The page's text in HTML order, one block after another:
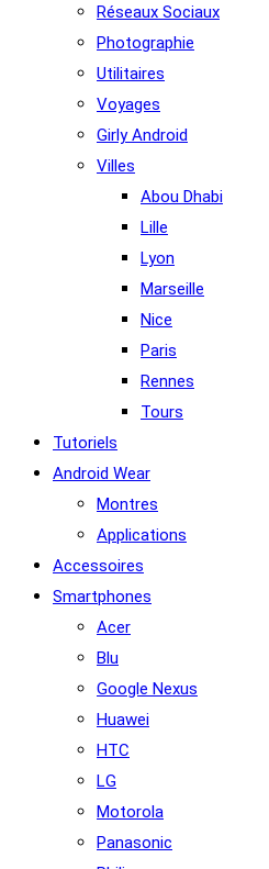
Réseaux Sociaux
Photographie
Utilitaires
Voyages
Girly Android
Villes
Abou Dhabi
Lille
Lyon
Marseille
Nice
Paris
Rennes
Tours
Tutoriels
Android Wear
Montres
Applications
Accessoires
Smartphones
Acer
Blu
Google Nexus
Huawei
HTC
LG
Motorola
Panasonic